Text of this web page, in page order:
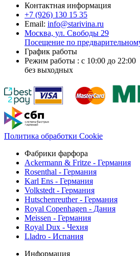
Контактная информация
+7 (926) 130 15 35
Email: info@starivina.ru
Москва, ул. Свободы 29
Посещение по
График работы
Режим работы : с 10:00 до 22:00
без выходных
Политика обработки Cookie
Фабрики фарфора
Ackermann & Fritze - Германия
Rosenthal - Германия
Karl Ens - Германия
Volkstedt - Германия
Hutschenreuther - Германия
Royal Copenhagen - Дания
Meissen - Германия
Royal Dux - Чехия
Lladro - Испания
Информация